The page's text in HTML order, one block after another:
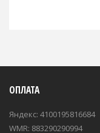
ОПЛАТА
Яндекс: 4100195816684
WMR: 883290290994